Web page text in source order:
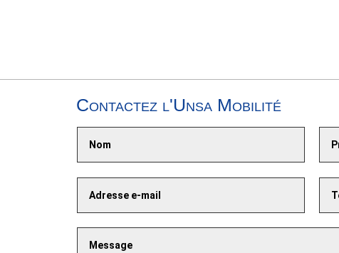
Contactez l'Unsa Mobilité